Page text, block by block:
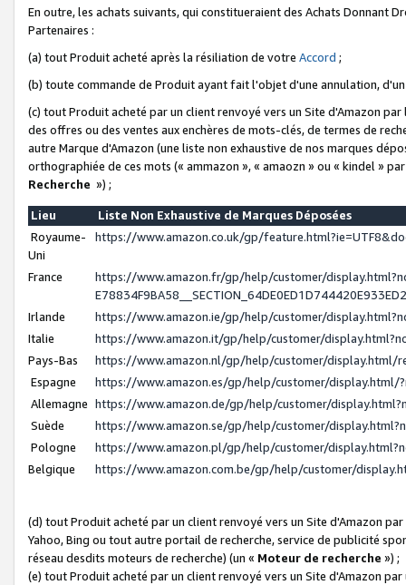
En outre, les achats suivants, qui constitueraient des Achats Donnant
Partenaires :
(a) tout Produit acheté après la résiliation de votre Accord ;
(b) toute commande de Produit ayant fait l'objet d'une annulation,
(c) tout Produit acheté par un client renvoyé vers un Site d'Amazon
des offres ou des ventes aux enchères de mots-clés, de termes de
autre Marque d'Amazon (une liste non exhaustive de nos marques
orthographiée de ces mots (« ammazon », « amaozn » ou « kindel »
Recherche ») ;
Lieu
Liste Non Exhaustive de Marques Déposées
Royaume-
Uni
https://www.amazon.co.uk/gp/
France
https://www.amazon.fr/gp/help/customer/
Irlande
https://www.amazon.ie/gp/help/customer/
Italie
https://www.amazon.it/gp/help/customer/
Pays-Bas
https://www.amazon.nl/gp/help/customer/display.html/
Espagne
https://www.amazon.es/gp/help/customer/display.html/
Allemagne https://www.amazon.de/gp/help/customer/
Suède
https://www.amazon.se/gp/help/customer/
Pologne
https://www.amazon.pl/gp/help/customer/
Belgique
https://www.amazon.com.be/gp/help/customer/
(d) tout Produit acheté par un client renvoyé vers un Site d'Amazon
Yahoo, Bing ou tout autre portail de recherche, service de publicité
réseau desdits moteurs de recherche) (un « Moteur de recherche ») ;
(e) tout Produit acheté par un client renvoyé vers un Site d'Amazon